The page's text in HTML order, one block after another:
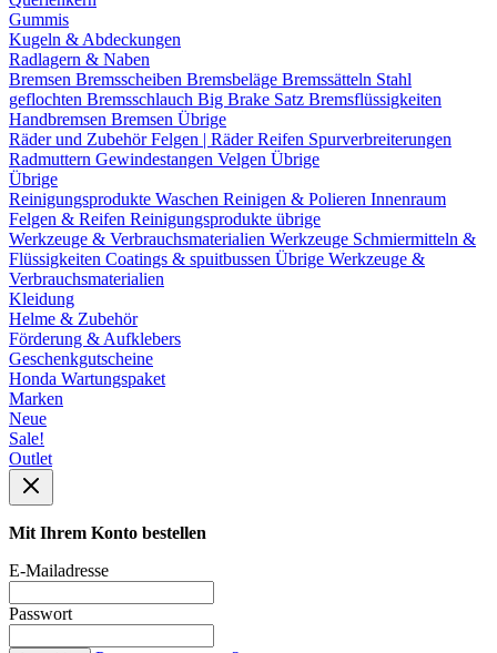
Gummis
Kugeln & Abdeckungen
Radlagern & Naben
Bremsen Bremsscheiben Bremsbeläge Bremssätteln Stahl
geflochten Bremsschlauch Big Brake Satz Bremsflüssigkeiten
Handbremsen Bremsen Übrige
Räder und ZubehörFelgen | RäderReifen Spurverbreiterungen
Radmuttern Gewindestangen Velgen Übrige
Übrige
Reinigungsprodukte Waschen Reinigen & Polieren Innenraum
Felgen & Reifen Reinigungsprodukte übrige
Werkzeuge & Verbrauchsmaterialien Werkzeuge Schmiermitteln &
Flüssigkeiten Coatings & spuitbussen Übrige Werkzeuge &
Verbrauchsmaterialien
Kleidung
Helme & Zubehör
Förderung & Aufklebers
Geschenkgutscheine
Honda Wartungspaket
Marken
Neue
Sale!
Outlet
Mit Ihrem Konto bestellen
E-Mailadresse
Passwort